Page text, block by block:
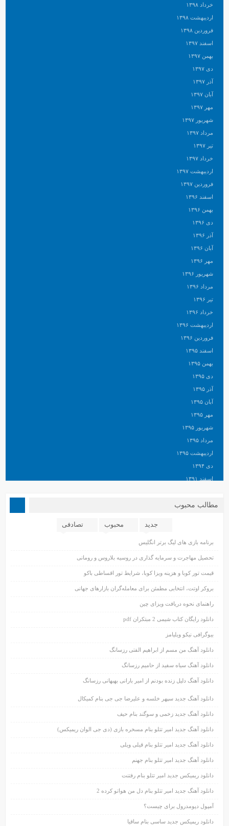
خرداد ۱۳۹۸
اردیبهشت ۱۳۹۸
فروردین ۱۳۹۸
اسفند ۱۳۹۷
بهمن ۱۳۹۷
دی ۱۳۹۷
آذر ۱۳۹۷
آبان ۱۳۹۷
مهر ۱۳۹۷
شهریور ۱۳۹۷
مرداد ۱۳۹۷
تیر ۱۳۹۷
خرداد ۱۳۹۷
اردیبهشت ۱۳۹۷
فروردین ۱۳۹۷
اسفند ۱۳۹۶
بهمن ۱۳۹۶
دی ۱۳۹۶
آذر ۱۳۹۶
آبان ۱۳۹۶
مهر ۱۳۹۶
شهریور ۱۳۹۶
مرداد ۱۳۹۶
تیر ۱۳۹۶
خرداد ۱۳۹۶
اردیبهشت ۱۳۹۶
فروردین ۱۳۹۶
اسفند ۱۳۹۵
بهمن ۱۳۹۵
دی ۱۳۹۵
آذر ۱۳۹۵
آبان ۱۳۹۵
مهر ۱۳۹۵
شهریور ۱۳۹۵
مرداد ۱۳۹۵
اردیبهشت ۱۳۹۵
دی ۱۳۹۴
اسفند ۱۳۹۱
مطالب محبوب
جدید محبوب تصادفی
برنامه بازی های لیگ برتر انگلیس
تحصیل مهاجرت و سرمایه گذاری در روسیه بلاروس و رومانی
قیمت تور کوبا و هزینه ویزا کوبا، شرایط تور اقساطی باکو
بروکر اوتت، انتخابی مطمئن برای معامله‌گران بازارهای جهانی
راهنمای نحوه دریافت ویزای چین
دانلود رایگان کتاب شیمی 2 مبتکران pdf
بیوگرافی نیکو ویلیامز
دانلود آهنگ من مسم از ابراهیم الفتی رزسانگ
دانلود آهنگ سیاه سفید از حامیم رزسانگ
دانلود آهنگ دلیل زنده بودنم از امیر بارانی بهبهانی رزسانگ
دانلود آهنگ جدید سپهر خلسه و علیرضا جی جی بنام کمیکال
دانلود آهنگ جدید زخمی و سوگند بنام حیف
دانلود آهنگ جدید امیر تتلو بنام مسخره بازی (دی جی الوان ریمیکس)
دانلود آهنگ جدید امیر تتلو بنام قیلی ویلی
دانلود آهنگ جدید امیر تتلو بنام جهنم
دانلود ریمیکس جدید امیر تتلو بنام رفتنت
دانلود آهنگ جدید امیر تتلو بنام دل من هواتو کرده 2
آمپول دپومدرول برای چیست؟
دانلود ریمیکس جدید ساسی بنام ساقیا